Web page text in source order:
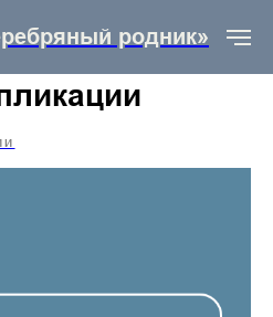
родник»